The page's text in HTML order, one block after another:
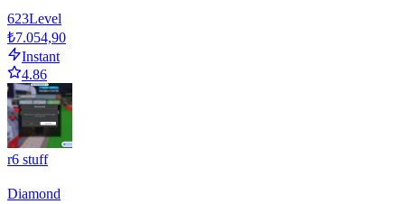
623Level
₺7.054,90
Instant
4.86
r6 stuff
Diamond